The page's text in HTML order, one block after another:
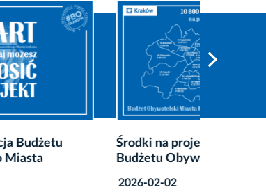
Środki na projekty w 13. edycji
Budżetu Obywatelskiego